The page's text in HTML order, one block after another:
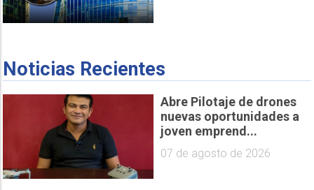
Noticias Recientes
Abre Pilotaje de drones
nuevas oportunidades a
joven emprend...
07 de agosto de 2026